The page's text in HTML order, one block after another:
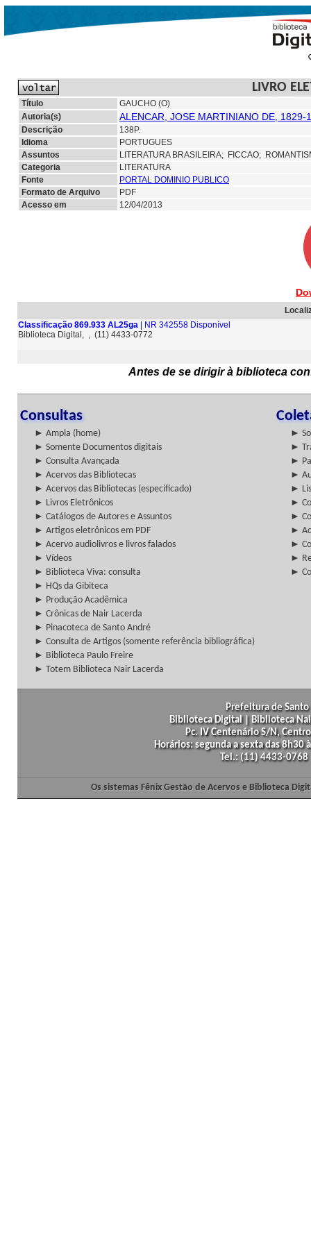
LIVRO
Título
GAUCHO (O)
Autoria(s)
ALENCAR, JOSE MARTINIANO DE, 1829-
Descrição
138P.
Idioma
PORTUGUES
Assuntos
LITERATURA BRASILEIRA; FICCAO;
Categoria
LITERATURA
Fonte
PORTAL DOMINIO PUBLICO
Formato de Arquivo
PDF
Acesso em
12/04/2013
Classificação 869.933 AL25ga | NR 342558 Disponível
Biblioteca Digital, , (11) 4433-0772
Antes de se dirigir à biblioteca
Consultas
► Ampla (home)
►
► Somente Documentos digitais
►
► Consulta Avançada
►
► Acervos das Bibliotecas
►
► Acervos das Bibliotecas (especificado)
►
► Livros Eletrônicos
►
► Catálogos de Autores e Assuntos
►
► Artigos eletrônicos em PDF
►
► Acervo audiolivros e livros falados
►
► Vídeos
►
► Biblioteca Viva: consulta
►
► HQs da Gibiteca
► Produção Acadêmica
► Crônicas de Nair Lacerda
► Pinacoteca de Santo André
► Consulta de Artigos (somente referência bibliográfica)
► Biblioteca Paulo Freire
► Totem Biblioteca Nair Lacerda
Prefeitura de
Biblioteca Digital | Biblioteca
Pc. IV Centenário S/N,
Horários: segunda a sexta das
Tel.: (11) 4433-
Os sistemas Fênix Gestão de Acervos e Biblioteca